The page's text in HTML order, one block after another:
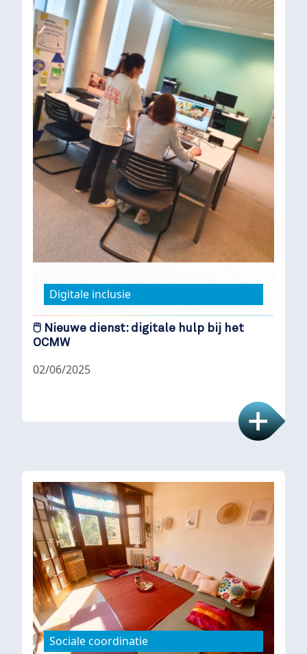
Digitale inclusie
🖱️ Nieuwe dienst: digitale hulp bij het
OCMW
02/06/2025
Sociale coordinatie